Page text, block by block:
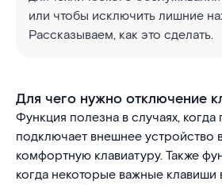
или чтобы исключить лишние
Рассказываем, как это сделать.
Для чего нужно отключение
Функция полезна в случаях, когда
подключает внешнее устройство
комфортную клавиатуру. Также
когда некоторые важные